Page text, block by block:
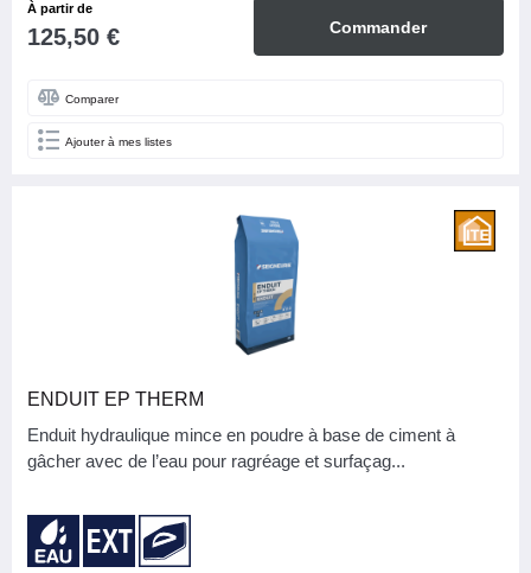
Mousse résolique
PSE
NB M2 PAR CARTON (SOLS)
FAMILLE DE COULEURS
À partir de
125,50 € Commander
Comparer
Ajouter à mes listes
ENDUIT EP THERM
Enduit hydraulique mince en poudre à base de ciment à
gâcher avec de l’eau pour ragréage et surfaçag...